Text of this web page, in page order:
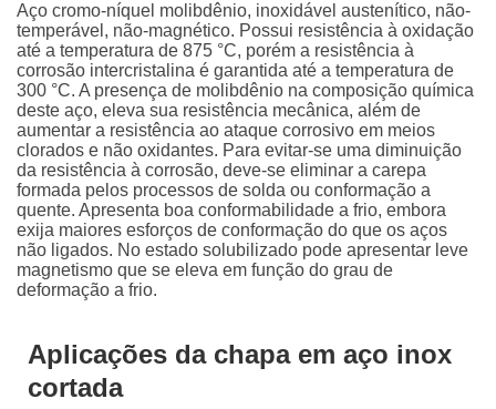
Aço cromo-níquel molibdênio, inoxidável austenítico, não-
temperável, não-magnético. Possui resistência à oxidação
até a temperatura de 875 °C, porém a resistência à
corrosão intercristalina é garantida até a temperatura de
300 °C. A presença de molibdênio na composição química
deste aço, eleva sua resistência mecânica, além de
aumentar a resistência ao ataque corrosivo em meios
clorados e não oxidantes. Para evitar-se uma diminuição
da resistência à corrosão, deve-se eliminar a carepa
formada pelos processos de solda ou conformação a
quente. Apresenta boa conformabilidade a frio, embora
exija maiores esforços de conformação do que os aços
não ligados. No estado solubilizado pode apresentar leve
magnetismo que se eleva em função do grau de
deformação a frio.
Aplicações da chapa em aço inox
cortada